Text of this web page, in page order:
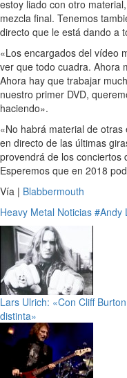
estoy liado con otro
mezcla final. Tenemos
directo que le está dando a
«Los encargados del vídeo
ver que todo cuadra. Ahora
Ahora hay que trabajar
nuestro primer DVD,
haciendo».
«No habrá material de
en directo de las últimas
provendrá de los conciertos
Esperemos que en 2018
Vía | Blabbermouth
Heavy Metal Noticias #Andy
Lars Ulrich: «Con Cliff
distinta»